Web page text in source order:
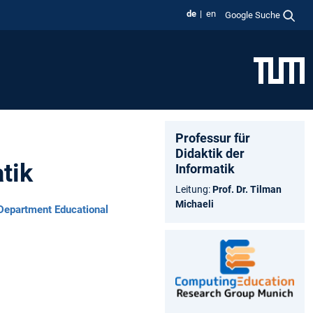
de en Google Suche
Educational
Professur für
Didaktik der
Informatik
Leitung:Prof. Dr. Tilman
Michaeli